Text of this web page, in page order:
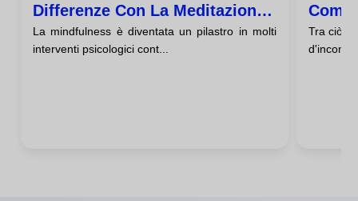
Differenze Con La Meditazione
Tradizionale
La mindfulness è diventata un pilastro in molti
interventi psicologici cont...
Tra ciò